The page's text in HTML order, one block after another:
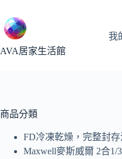
至
主
要
AVA居家生活館
我
商品分類
FD冷凍乾燥，完整封
Maxwell麥斯威爾 2合1/